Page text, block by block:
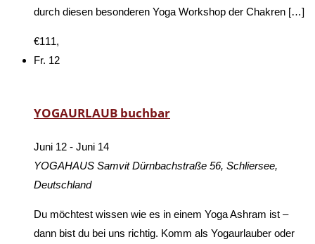
durch diesen besonderen Yoga Workshop der Chakren […]
€111,
Fr. 12
YOGAURLAUB buchbar
Juni 12 - Juni 14
YOGAHAUS SamvitDürnbachstraße 56, Schliersee,
Deutschland
Du möchtest wissen wie es in einem Yoga Ashram ist –
dann bist du bei uns richtig. Komm als Yogaurlauber oder